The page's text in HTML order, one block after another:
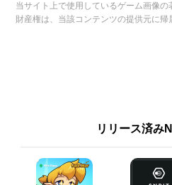
当サイト上で使用しているゲーム画像
財産権は、当該コンテンツの提供元に帰
リリース済み